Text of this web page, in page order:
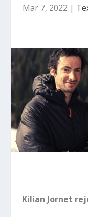
Mar 7, 2022 |
Kilian Jornet